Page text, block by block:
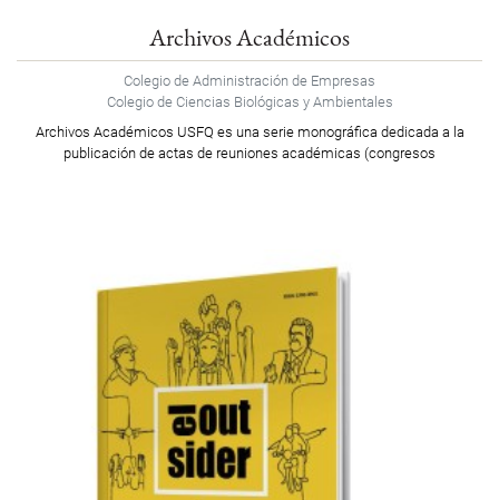
Archivos Académicos
Colegio de Administración de Empresas
Colegio de Ciencias Biológicas y Ambientales
Archivos Académicos USFQ es una serie monográfica dedicada a la
publicación de actas de reuniones académicas (congresos